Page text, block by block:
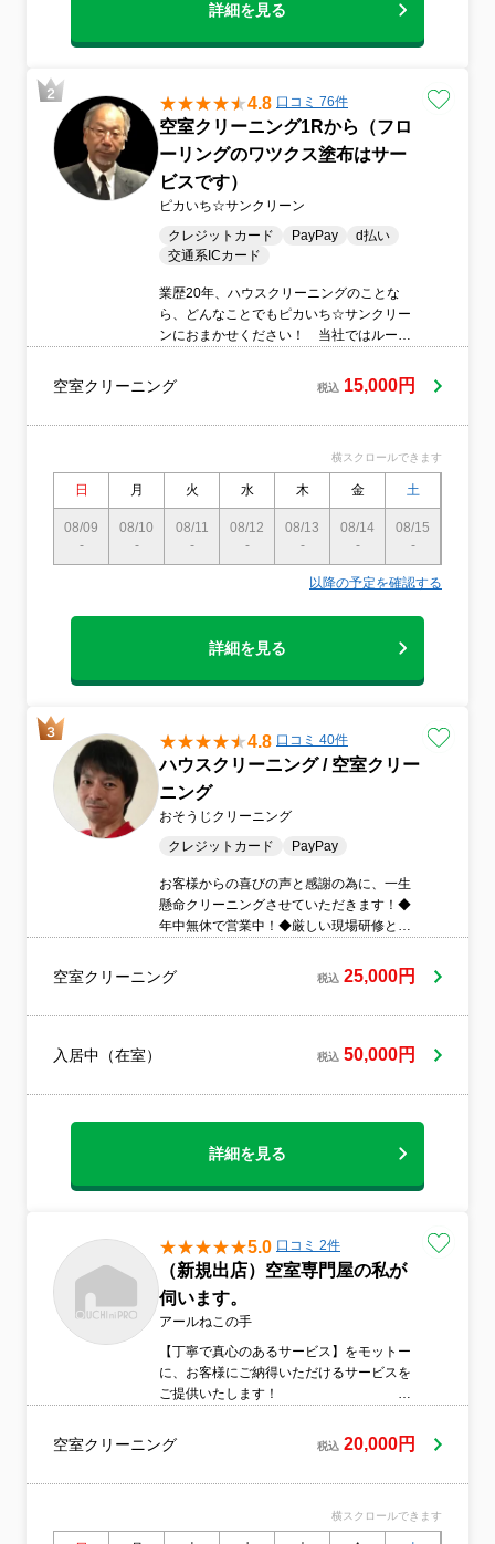
詳細を見る
4.8 口コミ 76件
空室クリーニング1Rから（フロ
ーリングのワツクス塗布はサー
ビスです）
ピカいち☆サンクリーン
クレジットカード
PayPay
d払い
交通系ICカード
業歴20年、ハウスクリーニングのことな
ら、どんなことでもピカいち☆サンクリー
ンにおまかせください！ 当社ではルーム
を含めたキッチン周りはもちろん、浴室や
トイレ、洗面所などの水周りの掃除もすべ
方なども、ぜひお気軽にご利用ください。
ハウスクリーニングとは、お引越し前後の
所を専門のクリーンクルーが一手に引き受
けるサービスです。 ☆クレジット決済は、
当日の作業終了後、弊社のクレジット対応
サイトをご案内いたしますのでそのサイト
空室クリーニング 税込 15,000円
横スクロールできます
日 月 火 水 木 金 土
08/09
-
08/10
-
08/11
-
08/12
-
08/13
-
08/14
-
08/15
-
以降の予定を確認する
詳細を見る
4.8 口コミ 40件
ハウスクリーニング / 空室クリー
ニング
おそうじクリーニング
クレジットカード
PayPay
お客様からの喜びの声と感謝の為に、一生
懸命クリーニングさせていただきます！◆
年中無休で営業中！◆厳しい現場研修と座
電気無、水道無、ガス無OK!!!◆環境に優し
いエコ洗剤を使用！アレルギーのご家庭に
空室クリーニング 税込 25,000円
入居中（在室） 税込 50,000円
詳細を見る
5.0 口コミ 2件
（新規出店）空室専門屋の私が
伺います。
アールねこの手
【丁寧で真心のあるサービス】をモットー
に、お客様にご納得いただけるサービスを
ご提供いたします！
す。 室内履き持参で伺います。安
心の損害保険加入済み。
空室クリーニング 税込 20,000円
横スクロールできます